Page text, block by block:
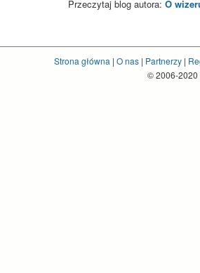
Przeczytaj blog autora: O
Strona główna | O nas| Partnerzy|
© 2006-2020